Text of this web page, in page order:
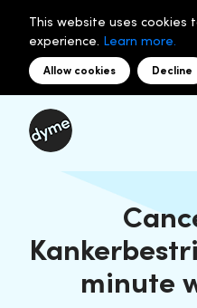
This website uses
experience. Learn more.
Allow cookies Decline
minute